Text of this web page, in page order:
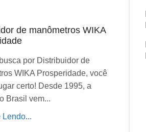
de manômetros WIKA
por Distribuidor de
WIKA Prosperidade, você
certo! Desde 1995, a
Brasil vem...
Lendo...